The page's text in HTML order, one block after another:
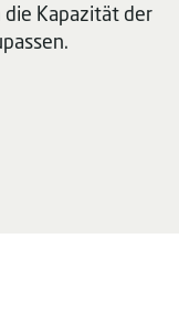
die Kapazität der